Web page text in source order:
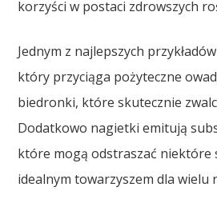
korzyści w postaci zdrowszych
Jednym z najlepszych
który przyciąga pożyteczne
biedronki, które skutecznie
Dodatkowo nagietki emitują
które mogą odstraszać niektóre
idealnym towarzyszem dla wielu